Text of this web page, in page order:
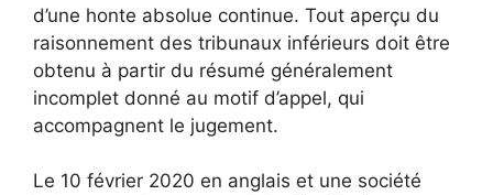
d’une honte absolue continue. Tout aperçu du
raisonnement des tribunaux inférieurs doit être
obtenu à partir du résumé généralement
incomplet donné au motif d’appel, qui
accompagnent le jugement.
Le 10 février 2020 en anglais et une société